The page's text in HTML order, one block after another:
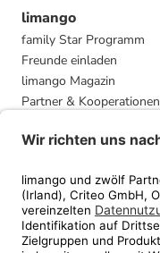
limango
family Star Programm
Freunde einladen
limango Magazin
Partner & Kooperationen
Presse